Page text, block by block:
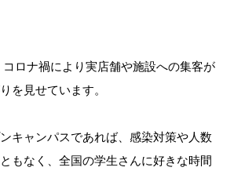
ロナ禍により実店舗や施設への集客が
を見せています。
キャンパスであれば、感染対策や人数
もなく、全国の学生さんに好きな時間